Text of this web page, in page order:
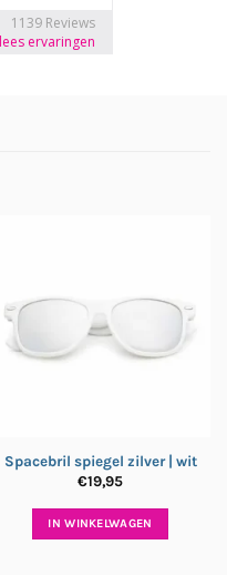
Spacebril spiegel zilver | wit
€19,95
IN WINKELWAGEN